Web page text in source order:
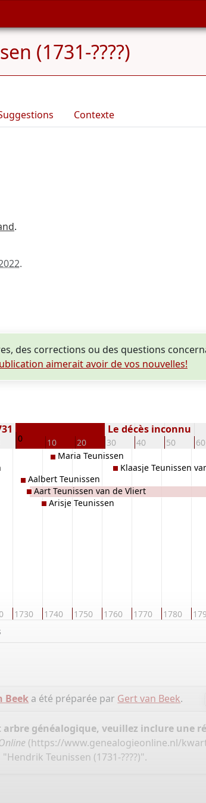
(1731-????)
Contexte
.
.
des corrections ou des questions
aimerait avoir de vos nouvelles!
0 10 20 30 40 50 60
Le décès inconnu
1730 1740 1750 1760 1770 1780
Aalbert Teunissen
Aart Teunissen van de Vliert
Arisje Teunissen
Maria Teunissen
Klaasje Teunissen
Beek a été préparée par Gert van Beek.
arbre généalogique, veuillez inclure une
(https://www.genealogieonline.nl/
"Hendrik Teunissen (1731-????)".